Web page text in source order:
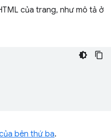
của trang, như mô tả ở
bên thứ ba.